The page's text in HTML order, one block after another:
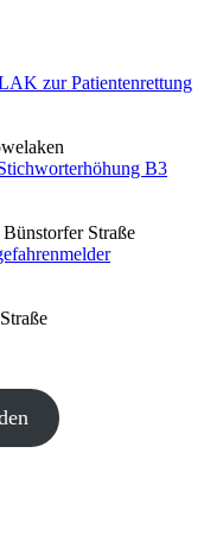
zur Patientenrettung
B3
Straße